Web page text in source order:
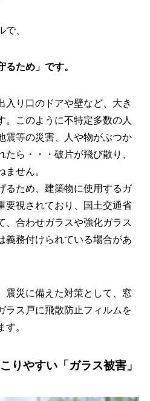
、
るため」です。
入り口のドアや壁など、大き
。このように不特定多数の人
震等の災害、人や物がぶつか
ら・・・破片が飛び散り、
せん。
るため、建築物に使用するガ
要視されており、国土交通省
、合わせガラスや強化ガラス
義務付けられている場合があ
震災に備えた対策として、窓
ラス戸に飛散防止フィルムを
。
りやすい「ガラス被害」